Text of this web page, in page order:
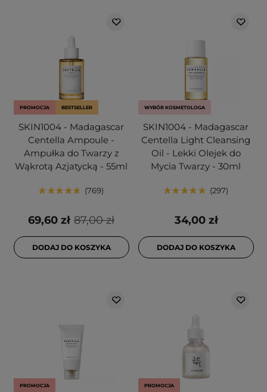
PROMOCJA BESTSELLER
SKIN1004 - Madagascar
Centella Ampoule -
Ampułka do Twarzy z
Wąkrotą Azjatycką - 55ml
769
87,00 zł
69,60 zł
DODAJ DO KOSZYKA
WYBÓR KOSMETOLOGA
SKIN1004 - Madagascar
Centella Light Cleansing
Oil - Lekki Olejek do
Mycia Twarzy - 30ml
297
34,00 zł
DODAJ DO KOSZYKA
PROMOCJA PROMOCJA